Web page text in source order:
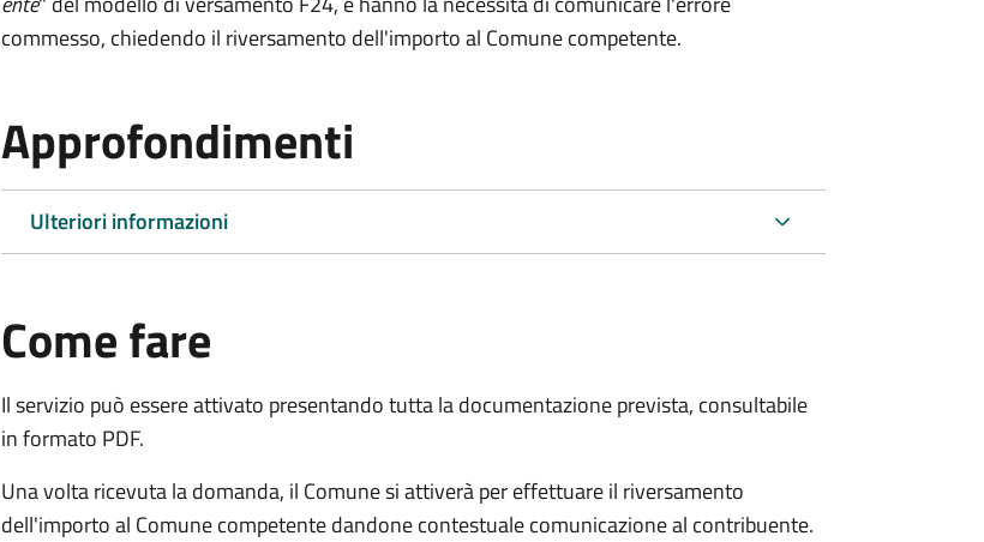
commesso, chiedendo il riversamento dell'importo al Comune competente.
Approfondimenti
Ulteriori informazioni
Come fare
Il servizio può essere attivato presentando tutta la documentazione prevista, consultabile
in formato PDF.
Una volta ricevuta la domanda, il Comune si attiverà per effettuare il riversamento
dell'importo al Comune competente dandone contestuale comunicazione al contribuente.